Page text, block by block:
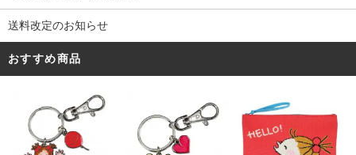
送料改定のお知らせ
おすすめ商品